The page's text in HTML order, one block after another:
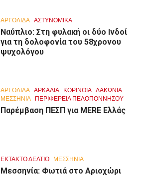
ΑΡΓΟΛΙΔΑ ΑΣΤΥΝΟΜΙΚΑ
Ναύπλιο: Στη φυλακή οι δύο Ινδοί
για τη δολοφονία του 58χρονου
ψυχολόγου
ΑΡΓΟΛΙΔΑ ΑΡΚΑΔΊΑ ΚΟΡΙΝΘΊΑ ΛΑΚΩΝΙΑ
ΜΕΣΣΗΝΙΑ ΠΕΡΙΦΈΡΕΙΑ ΠΕΛΟΠΟΝΝΉΣΟΥ
Παρέμβαση ΠΕΣΠ για MERE Ελλάς
ΕΚΤΑΚΤΟ ΔΕΛΤΙΟ ΜΕΣΣΗΝΙΑ
Μεσσηνία: Φωτιά στο Αριοχώρι